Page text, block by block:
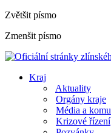
Zvětšit písmo
Zmenšit písmo
Kraj
Aktuality
Orgány kraje
Média a
Krizové řízení